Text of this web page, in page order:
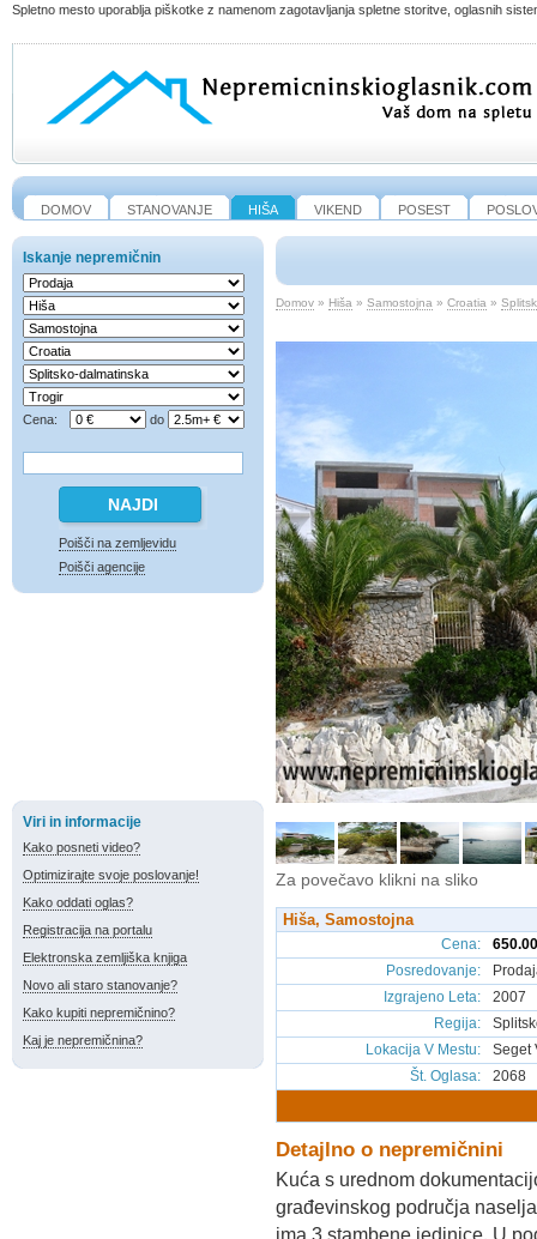
Spletno mesto uporablja piškotke z namenom zagotavljanja spletne storitve, oglasnih
DOMOV STANOVANJE HIŠA VIKEND POSEST
Iskanje nepremičnin
Cena: do
Poišči na zemljevidu
Poišči agencije
Viri in informacije
Kako posneti video?
Optimizirajte svoje poslovanje!
Kako oddati oglas?
Registracija na portalu
Elektronska zemljiška knjiga
Novo ali staro stanovanje?
Kako kupiti nepremičnino?
Kaj je nepremičnina?
Domov » Hiša » Samostojna » Croatia »
Za povečavo klikni na sliko
Hiša, Samostojna
Cena:
Posredovanje:
Izgrajeno Leta:
2007
Regija:
Lokacija V Mestu:
Seget
Št. Oglasa: 2068
Detajlno o nepremičnini
Kuća s urednom
građevinskog područja
ima 3 stambene jedinice. U